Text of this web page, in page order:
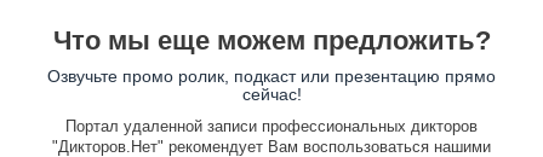
Что мы еще можем предложить?
Озвучьте промо ролик, подкаст или презентацию прямо
сейчас!
Портал удаленной записи профессиональных дикторов
"Дикторов.Нет" рекомендует Вам воспользоваться нашими